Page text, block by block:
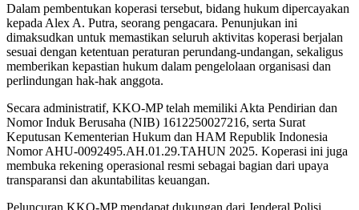
Dalam pembentukan koperasi tersebut, bidang hukum dipercayakan
kepada Alex A. Putra, seorang pengacara. Penunjukan ini
dimaksudkan untuk memastikan seluruh aktivitas koperasi berjalan
sesuai dengan ketentuan peraturan perundang-undangan, sekaligus
memberikan kepastian hukum dalam pengelolaan organisasi dan
perlindungan hak-hak anggota.
Secara administratif, KKO-MP telah memiliki Akta Pendirian dan
Nomor Induk Berusaha (NIB) 1612250027216, serta Surat
Keputusan Kementerian Hukum dan HAM Republik Indonesia
Nomor AHU-0092495.AH.01.29.TAHUN 2025. Koperasi ini juga
membuka rekening operasional resmi sebagai bagian dari upaya
transparansi dan akuntabilitas keuangan.
Peluncuran KKO-MP mendapat dukungan dari Jenderal Polisi